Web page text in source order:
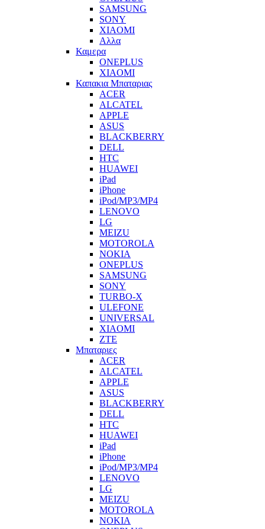
SAMSUNG
SONY
XIAOMI
Αλλα
Καμερα
ONEPLUS
XIAOMI
Καπακια Μπαταριας
ACER
ALCATEL
APPLE
ASUS
BLACKBERRY
DELL
HTC
HUAWEI
iPad
iPhone
iPod/MP3/MP4
LENOVO
LG
MEIZU
MOTOROLA
NOKIA
ONEPLUS
SAMSUNG
SONY
TURBO-X
ULEFONE
UNIVERSAL
XIAOMI
ZTE
Μπαταριες
ACER
ALCATEL
APPLE
ASUS
BLACKBERRY
DELL
HTC
HUAWEI
iPad
iPhone
iPod/MP3/MP4
LENOVO
LG
MEIZU
MOTOROLA
NOKIA